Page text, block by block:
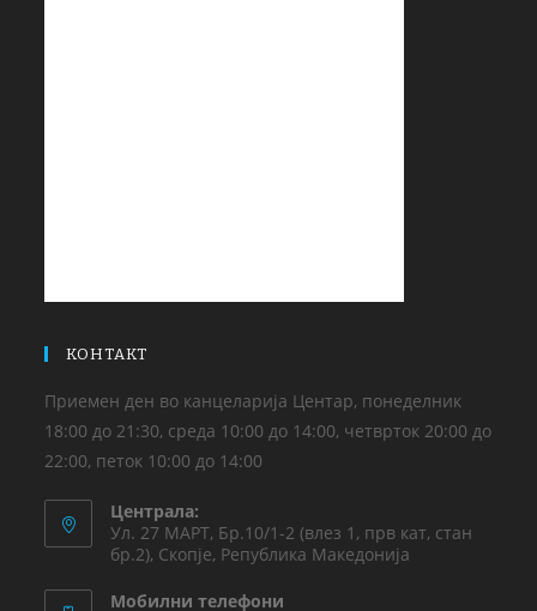
КОНТАКТ
Приемен ден во канцеларија Центар, понеделник
18:00 до 21:30, среда 10:00 до 14:00, четврток 20:00 до
22:00, петок 10:00 до 14:00
Централа:
Ул. 27 МАРТ, Бр.10/1-2 (влез 1, прв кат, стан
бр.2), Скопје, Република Македонија
Мобилни телефони